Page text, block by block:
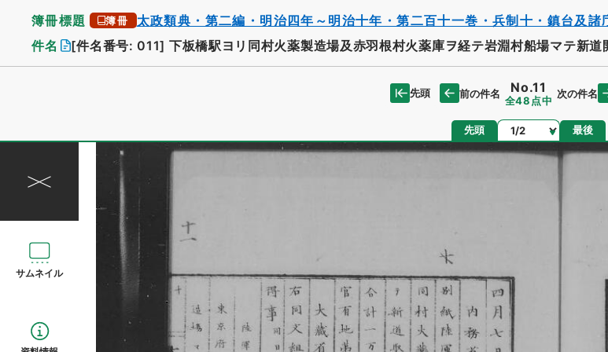
簿冊標題 簿冊 太政類典・第二編・明治四年～明治十年・第二百十一巻・兵制十・鎮台及諸
件名 [件名番号: 011] 下板橋駅ヨリ同村火薬製造場及赤羽根村火薬庫ヲ経テ岩淵村船場マテ新道
先頭 前の件名 No.11
全48点中
次の件名
先頭 ページ 最後
サムネイル